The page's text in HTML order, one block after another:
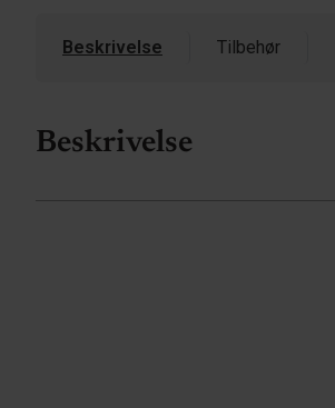
Beskrivelse Tilbehør
Beskrivelse